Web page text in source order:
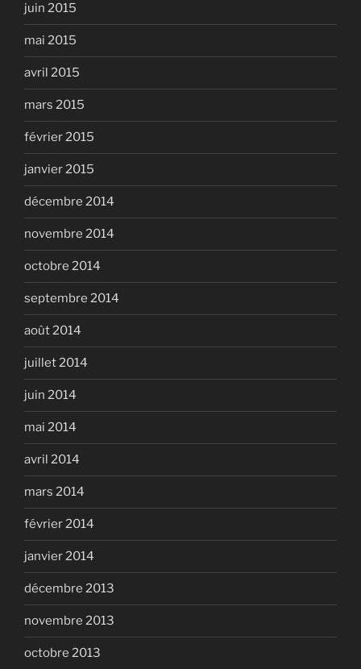
juin 2015
mai 2015
avril 2015
mars 2015
février 2015
janvier 2015
décembre 2014
novembre 2014
octobre 2014
septembre 2014
août 2014
juillet 2014
juin 2014
mai 2014
avril 2014
mars 2014
février 2014
janvier 2014
décembre 2013
novembre 2013
octobre 2013